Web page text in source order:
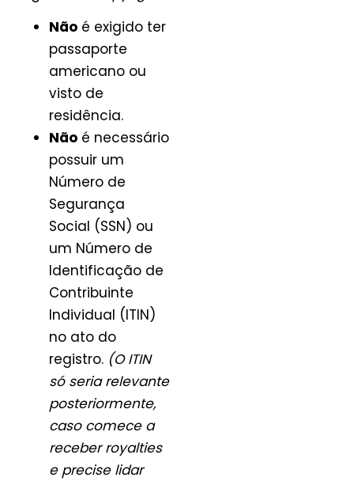
Não é exigido ter
passaporte
americano ou
visto de
residência.
Não é necessário
possuir um
Número de
Segurança
Social (SSN) ou
um Número de
Identificação de
Contribuinte
Individual (ITIN)
no ato do
registro. (O ITIN
só seria relevante
posteriormente,
caso comece a
receber royalties
e precise lidar